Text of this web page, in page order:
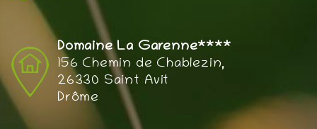
Domaine La Garenne****
156 Chemin de Chablezin,
26330 Saint Avit
Drôme